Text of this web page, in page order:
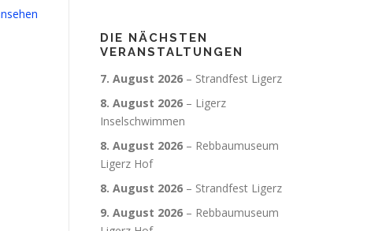
DIE NÄCHSTEN
VERANSTALTUNGEN
7. August 2026 – Strandfest Ligerz
8. August 2026 – Ligerz
Inselschwimmen
8. August 2026 – Rebbaumuseum
Ligerz Hof
8. August 2026 – Strandfest Ligerz
9. August 2026 – Rebbaumuseum